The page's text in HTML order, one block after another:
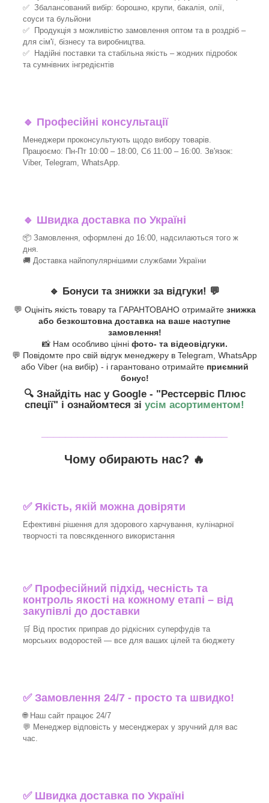
✅ Збалансований вибір: борошно, крупи, бакалія, олії,
соуси та бульйони
✅ Продукція з можливістю замовлення оптом та в роздріб –
для сім'ї, бізнесу та виробництва.
✅ Надійні поставки та стабільна якість – жодних підробок
та сумнівних інгредієнтів
🔹 Професійні консультації
Менеджери проконсультують щодо вибору товарів.
Працюємо: Пн-Пт 10:00 – 18:00, Сб 11:00 – 16:00. Зв'язок:
Viber, Telegram, WhatsApp.
🔹 Швидка доставка по Україні
📦 Замовлення, оформлені до 16:00, надсилаються того ж
дня.
🚚 Доставка найпопулярнішими службами України
🔹 Бонуси та знижки за відгуки! 💬
💬 Оцініть якість товару та ГАРАНТОВАНО отримайте знижка
або безкоштовна доставка на ваше наступне
замовлення!
📸 Нам особливо цінні фото- та відеовідгуки.
💬 Повідомте про свій відгук менеджеру в Telegram, WhatsApp
або Viber (на вибір) - і гарантовано отримайте приємний
бонус!
🔍 Знайдіть нас у Google - "Рестсервіс Плюс
спеції" і ознайомтеся зі усім асортиментом!
Чому обирають нас? 🔥
✅ Якість, якій можна довіряти
Ефективні рішення для здорового харчування, кулінарної
творчості та повсякденного використання
✅ Професійний підхід, чесність та
контроль якості на кожному етапі – від
закупівлі до доставки
🛒 Від простих приправ до рідкісних суперфудів та
морських водоростей — все для ваших цілей та бюджету
✅ Замовлення 24/7 - просто та швидко!
🌐 Наш сайт працює 24/7
💬 Менеджер відповість у месенджерах у зручний для вас
час.
✅Швидка доставка по Україні